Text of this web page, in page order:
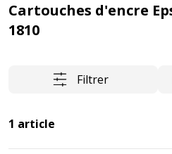
Cartouches d'encre
1810
Filtrer
1 article